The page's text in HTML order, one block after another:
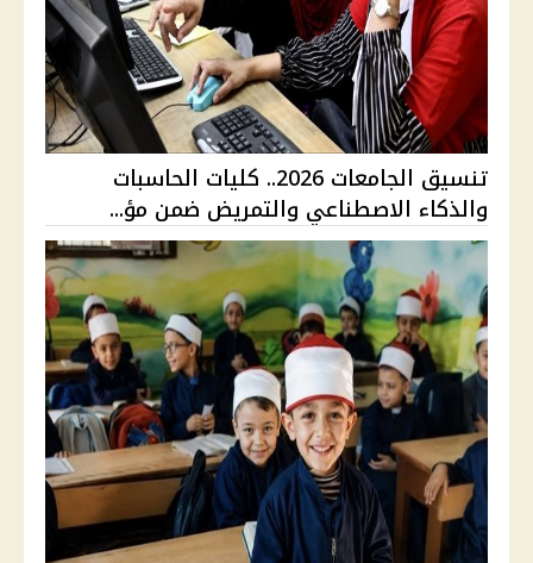
تنسيق الجامعات 2026.. كليات الحاسبات
والذكاء الاصطناعي والتمريض ضمن مؤ...